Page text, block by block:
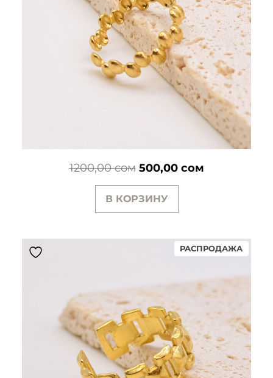
1200,00сом Первоначальная
цена
составляла
500,00 сомТекущая
В КОРЗИНУ
РАСПРОДАЖА
ТОВАР